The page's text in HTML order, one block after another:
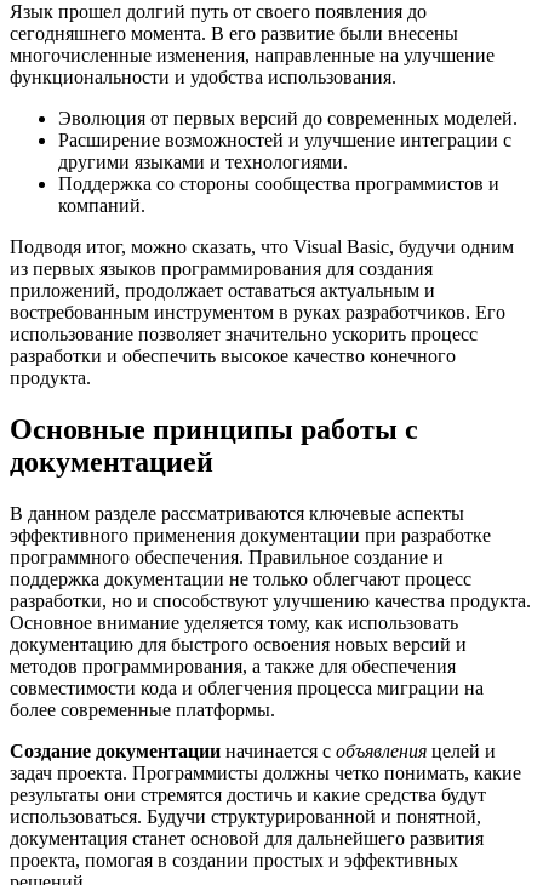
Язык прошел долгий путь от своего появления до
сегодняшнего момента. В его развитие были внесены
многочисленные изменения, направленные на улучшение
функциональности и удобства использования.
Эволюция от первых версий до современных моделей.
Расширение возможностей и улучшение интеграции с
другими языками и технологиями.
Поддержка со стороны сообщества программистов и
компаний.
Подводя итог, можно сказать, что Visual Basic, будучи одним
из первых языков программирования для создания
приложений, продолжает оставаться актуальным и
востребованным инструментом в руках разработчиков. Его
использование позволяет значительно ускорить процесс
разработки и обеспечить высокое качество конечного
продукта.
Основные принципы работы с
документацией
В данном разделе рассматриваются ключевые аспекты
эффективного применения документации при разработке
программного обеспечения. Правильное создание и
поддержка документации не только облегчают процесс
разработки, но и способствуют улучшению качества продукта.
Основное внимание уделяется тому, как использовать
документацию для быстрого освоения новых версий и
методов программирования, а также для обеспечения
совместимости кода и облегчения процесса миграции на
более современные платформы.
Создание документации начинается с объявления целей и
задач проекта. Программисты должны четко понимать, какие
результаты они стремятся достичь и какие средства будут
использоваться. Будучи структурированной и понятной,
документация станет основой для дальнейшего развития
проекта, помогая в создании простых и эффективных